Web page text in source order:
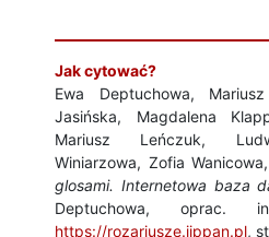
Jak cytować?
Ewa Deptuchowa,
Jasińska, Magdalena
Mariusz Leńczuk,
Winiarzowa, Zofia Wanicowa,
glosami. Internetowa baza
Deptuchowa, oprac.
https://rozariusze.ijppan.pl,